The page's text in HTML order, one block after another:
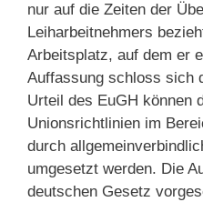
nur auf die Zeiten der
Leiharbeitnehmers
Arbeitsplatz, auf dem er
Auffassung schloss sich
Urteil des EuGH können
Unionsrichtlinien im
durch
umgesetzt werden. Die
deutschen Gesetz